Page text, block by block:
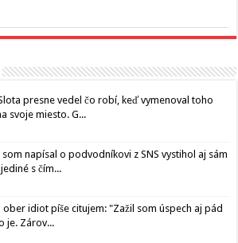
presne vedel čo robí, keď vymenoval toho
svoje miesto. G...
som napísal o podvodníkovi z SNS vystihol aj sám
s čím...
ober idiot píše citujem: "Zažil som úspech aj pád
je. Zárov...